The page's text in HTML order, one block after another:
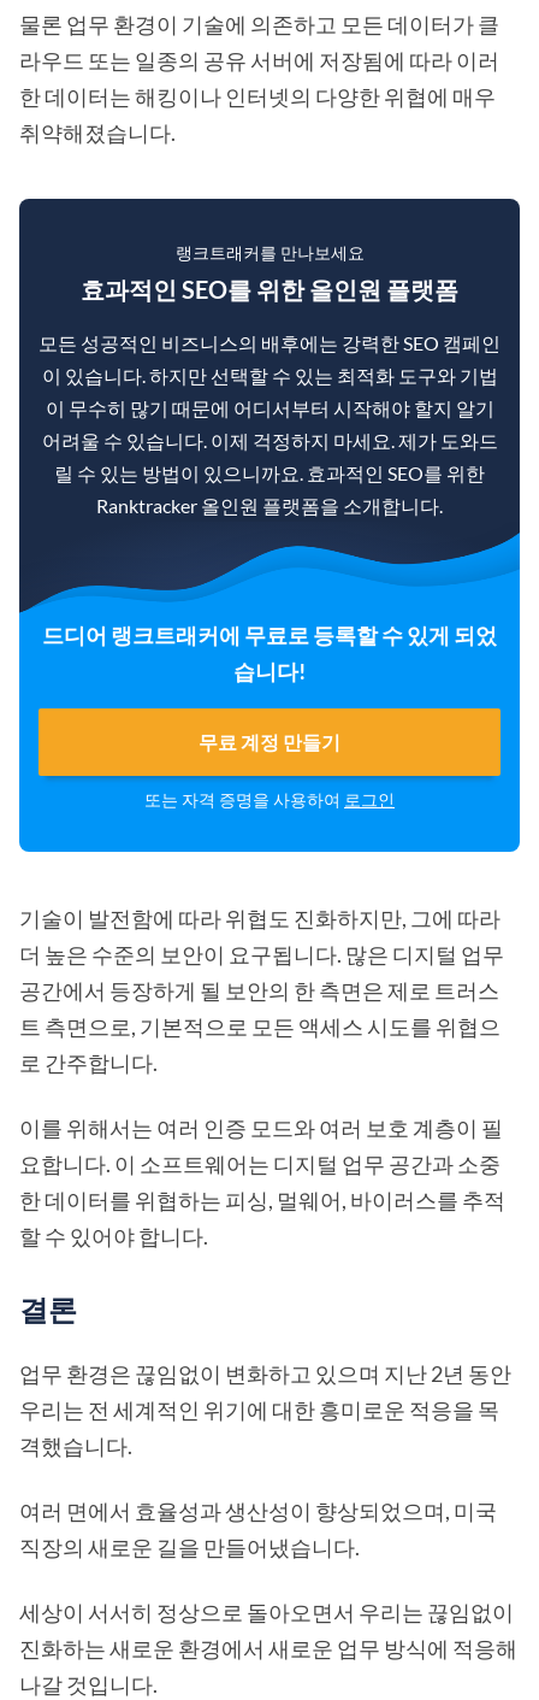
물론 업무 환경이 기술에 의존하고 모든 데이터가 클
라우드 또는 일종의 공유 서버에 저장됨에 따라 이러
한 데이터는 해킹이나 인터넷의 다양한 위협에 매우
취약해졌습니다.
랭크트래커를 만나보세요
효과적인 SEO를 위한 올인원 플랫폼
모든 성공적인 비즈니스의 배후에는 강력한 SEO 캠페인
이 있습니다. 하지만 선택할 수 있는 최적화 도구와 기법
이 무수히 많기 때문에 어디서부터 시작해야 할지 알기
어려울 수 있습니다. 이제 걱정하지 마세요. 제가 도와드
릴 수 있는 방법이 있으니까요. 효과적인 SEO를 위한
Ranktracker 올인원 플랫폼을 소개합니다.
드디어 랭크트래커에 무료로 등록할 수 있게 되었
습니다!
무료 계정 만들기
또는 자격 증명을 사용하여 로그인
기술이 발전함에 따라 위협도 진화하지만, 그에 따라
더 높은 수준의 보안이 요구됩니다. 많은 디지털 업무
공간에서 등장하게 될 보안의 한 측면은 제로 트러스
트 측면으로, 기본적으로 모든 액세스 시도를 위협으
로 간주합니다.
이를 위해서는 여러 인증 모드와 여러 보호 계층이 필
요합니다. 이 소프트웨어는 디지털 업무 공간과 소중
한 데이터를 위협하는 피싱, 멀웨어, 바이러스를 추적
할 수 있어야 합니다.
결론
업무 환경은 끊임없이 변화하고 있으며 지난 2년 동안
우리는 전 세계적인 위기에 대한 흥미로운 적응을 목
격했습니다.
여러 면에서 효율성과 생산성이 향상되었으며, 미국
직장의 새로운 길을 만들어냈습니다.
세상이 서서히 정상으로 돌아오면서 우리는 끊임없이
진화하는 새로운 환경에서 새로운 업무 방식에 적응해
나갈 것입니다.